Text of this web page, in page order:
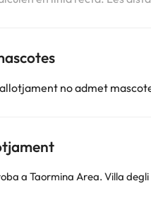
no admet
a Taormina Area. Villa